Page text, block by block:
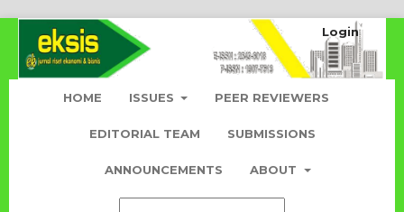
HOME ISSUES PEER REVIEWERS
EDITORIAL TEAM SUBMISSIONS
ANNOUNCEMENTS ABOUT
Login